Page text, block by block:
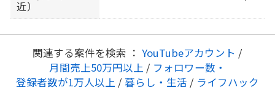
近）
関連する案件を検索 ： YouTubeアカウント /
月間売上50万円以上 / フォロワー数・
登録者数が1万人以上 / 暮らし・生活 / ライフハック